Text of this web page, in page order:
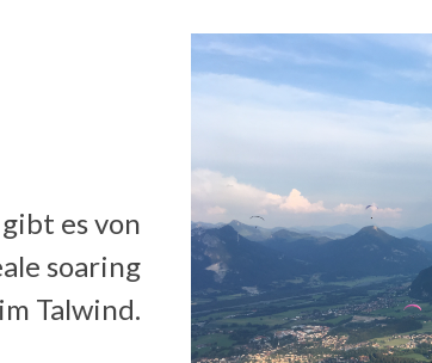
es von
soaring
Talwind.